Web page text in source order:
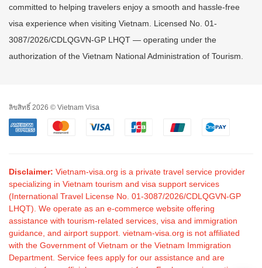
committed to helping travelers enjoy a smooth and hassle-free
visa experience when visiting Vietnam. Licensed No. 01-
3087/2026/CDLQGVN-GP LHQT — operating under the
authorization of the Vietnam National Administration of Tourism.
ลิขสิทธิ์ 2026 © Vietnam Visa
Disclaimer: Vietnam-visa.org is a private travel service provider
specializing in Vietnam tourism and visa support services
(International Travel License No. 01-3087/2026/CDLQGVN-GP
LHQT). We operate as an e-commerce website offering
assistance with tourism-related services, visa and immigration
guidance, and airport support. vietnam-visa.org is not affiliated
with the Government of Vietnam or the Vietnam Immigration
Department. Service fees apply for our assistance and are